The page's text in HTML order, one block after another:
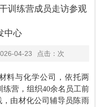
训练营成员走访参观
中心
04-23 点击： 次
料与化学公司，依托两
练营，组织40余名员工前
由材化公司辅导员陈雨